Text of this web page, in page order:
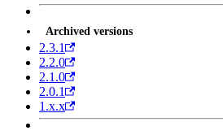
Archived versions
2.3.1
2.2.0
2.1.0
2.0.1
1.x.x